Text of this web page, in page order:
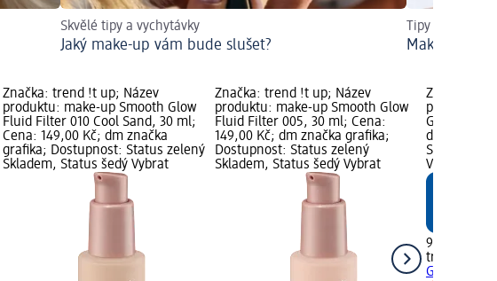
Skvělé tipy a vychytávky
Jaký make-up vám bude slušet?
Tipy na
Make-up na
Značka: trend !t up; Název
produktu: make-up Smooth Glow
Fluid Filter 010 Cool Sand, 30 ml;
Cena: 149,00 Kč; dm značka
grafika; Dostupnost: Status zelený
Skladem, Status šedý Vybrat
Značka: trend !t up; Název
produktu: make-up Smooth Glow
Fluid Filter 005, 30 ml; Cena:
149,00 Kč; dm značka grafika;
Dostupnost: Status zelený
Skladem, Status šedý Vybrat
Značka:
produktu:
GRIPPING,
dm značka
Status
Vybrat
99,00 Kč
trend !t up
GRIPPING,